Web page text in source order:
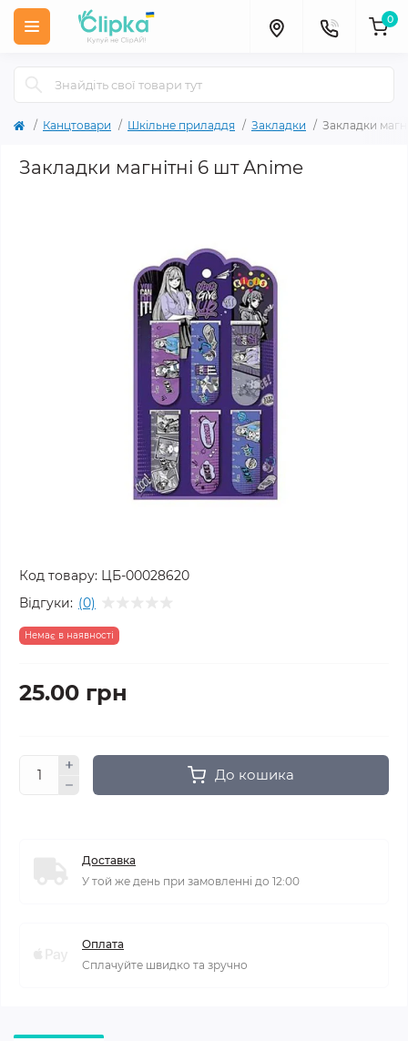
0
Канцтовари Шкільне приладдя Закладки Закладки
Закладки магнітні 6 шт Anime
Код товару: ЦБ-00028620
Відгуки: (0)
Немає в наявності
25.00 грн
До кошика
Доставка
У той же день при замовленні до 12:00
Оплата
Сплачуйте швидко та зручно